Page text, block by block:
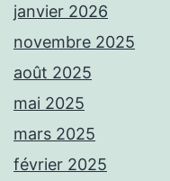
janvier 2026
novembre 2025
août 2025
mai 2025
mars 2025
février 2025